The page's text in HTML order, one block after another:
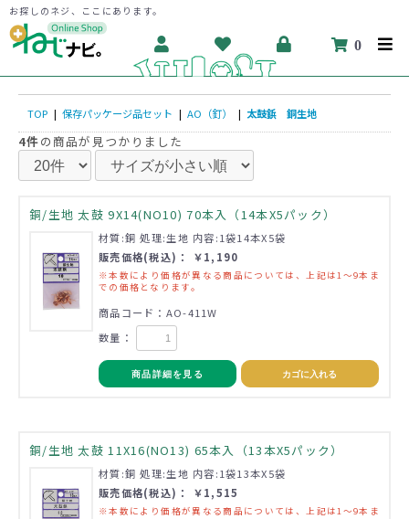
お探しのネジ、ここにあります。
0
TOP | 保存パッケージ品セット | AO（釘） | 太鼓鋲 銅生地
4件の商品が見つかりました
銅/生地 太鼓 9X14(NO10) 70本入（14本X5パック）
材質:銅 処理:生地 内容:1袋14本X5袋
販売価格(税込)： ￥1,190
※本数により価格が異なる商品については、上記は1～9本ま
での価格となります。
商品コード：AO-411W
数量：
商品詳細を見る カゴに入れる
銅/生地 太鼓 11X16(NO13) 65本入（13本X5パック）
材質:銅 処理:生地 内容:1袋13本X5袋
販売価格(税込)： ￥1,515
※本数により価格が異なる商品については、上記は1～9本ま